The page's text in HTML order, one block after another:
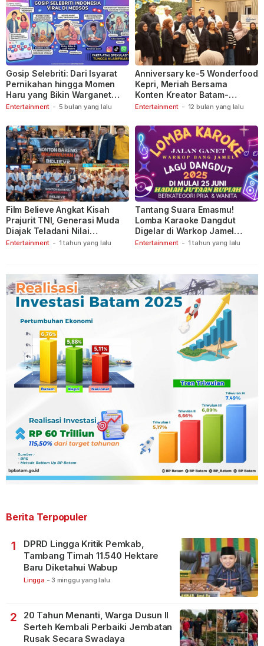
Entertainment - 5 bulan yang lalu
Gosip Selebriti: Dari Isyarat
Pernikahan hingga Momen
Haru yang Bikin Warganet
Berspekulasi
Entertainment - 12 bulan yang lalu
Anniversary ke-5 Wonderfood
Kepri, Meriah Bersama
Konten Kreator Batam-
Tanjungpinang
Entertainment - 1 tahun yang lalu
Film Believe Angkat Kisah
Prajurit TNI, Generasi Muda
Diajak Teladani Nilai
Keberanian
Entertainment - 1 tahun yang lalu
Tantang Suara Emasmu!
Lomba Karaoke Dangdut
Digelar di Warkop Jamel
Ganet
Berita Terpopuler
1
DPRD Lingga Kritik Pemkab,
Tambang Timah 11.540 Hektare
Baru Diketahui Wabup
Lingga - 3 minggu yang lalu
2
20 Tahun Menanti, Warga Dusun II
Serteh Kembali Perbaiki Jembatan
Rusak Secara Swadaya